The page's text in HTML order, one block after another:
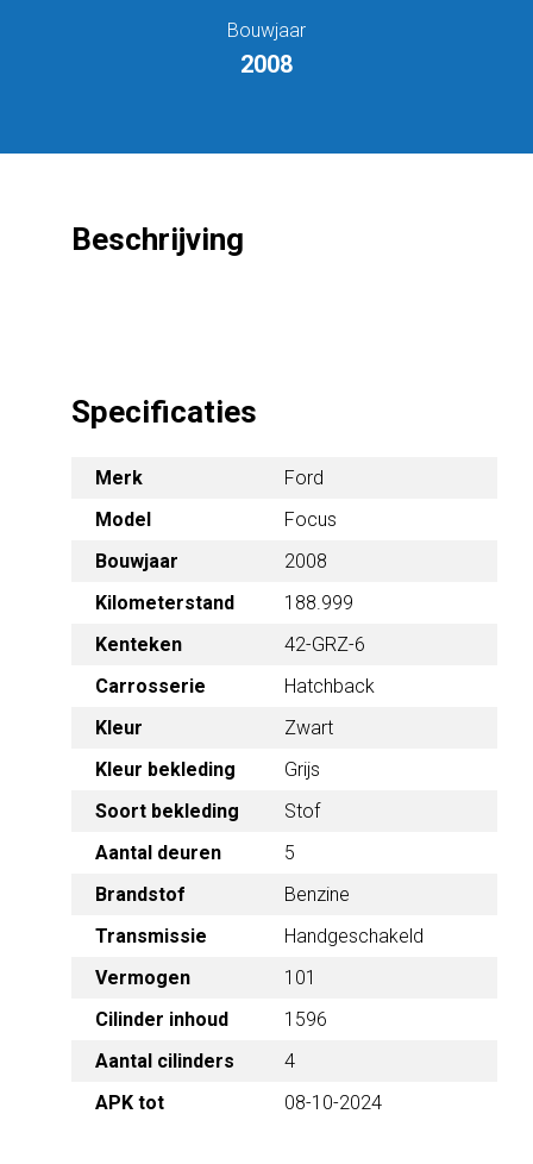
Bouwjaar
2008
Beschrijving
Specificaties
Merk
Ford
Model
Focus
Bouwjaar
2008
Kilometerstand
188.999
Kenteken
42-GRZ-6
Carrosserie
Hatchback
Kleur
Zwart
Kleur bekleding
Grijs
Soort bekleding
Stof
Aantal deuren
5
Brandstof
Benzine
Transmissie
Handgeschakeld
Vermogen
101
Cilinder inhoud
1596
Aantal cilinders
4
APK tot
08-10-2024